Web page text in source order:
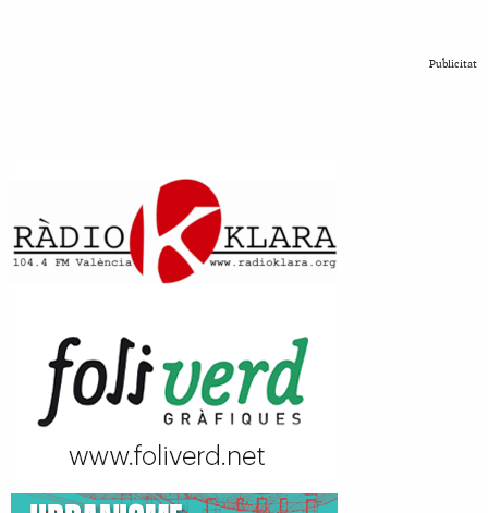
Publicitat